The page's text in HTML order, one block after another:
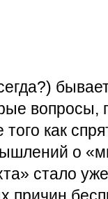
вопросы,
как
о
стало
причин